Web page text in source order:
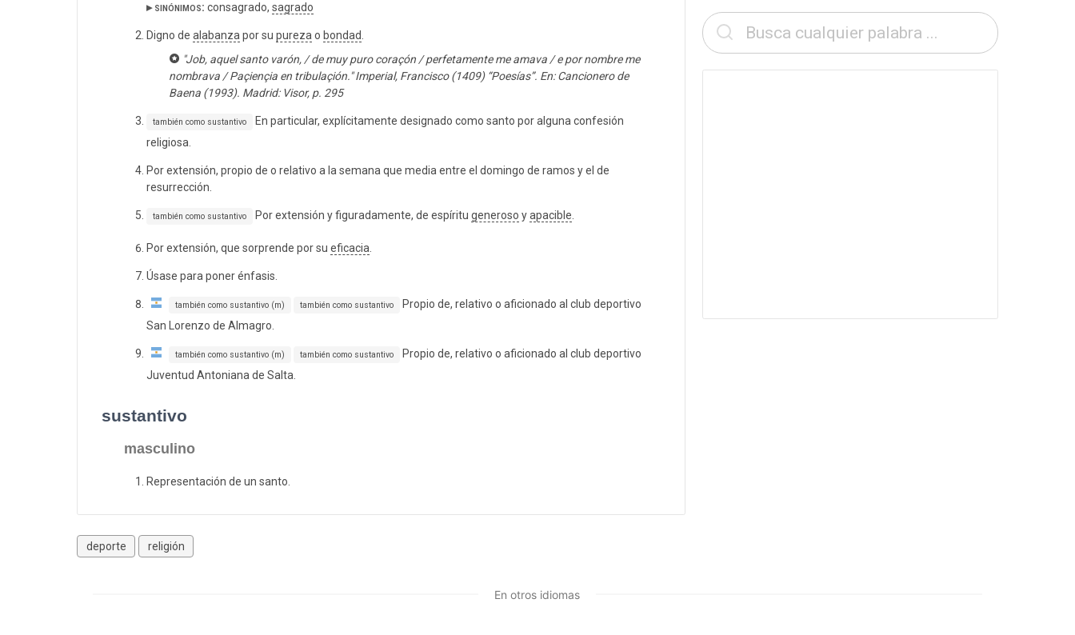
▸ sinónimos: consagrado, sagrado
Digno de alabanzapor su purezao bondad.
"Job, aquel santo varón, / de muy puro coraçón / perfetamente me amava / e por nombre me
nombrava / Paçiençia en tribulaçión." Imperial, Francisco (1409) “Poesías”. En: Cancionero de
Baena (1993). Madrid: Visor, p. 295
también como sustantivo
En particular, explícitamente designado como santo por alguna confesión
religiosa.
Por extensión, propio de o relativo a la semana que media entre el domingo de ramos y el de
resurrección.
también como sustantivo Por extensión y figuradamente, de espíritu generoso yapacible.
Por extensión, que sorprende por su eficacia.
Úsase para poner énfasis.
también como sustantivo (m) también como sustantivo
Propio de, relativo o aficionado al club deportivo
San Lorenzo de Almagro.
también como sustantivo (m) también como sustantivo
Propio de, relativo o aficionado al club deportivo
Juventud Antoniana de Salta.
sustantivo
masculino
Representación de un santo.
deporte religión
En otros idiomas